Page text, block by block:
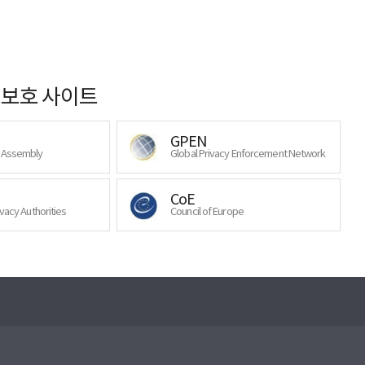
호 사이트
GPEN
Global Privacy Enforcement Network
Authorities
CoE
Council of Europe